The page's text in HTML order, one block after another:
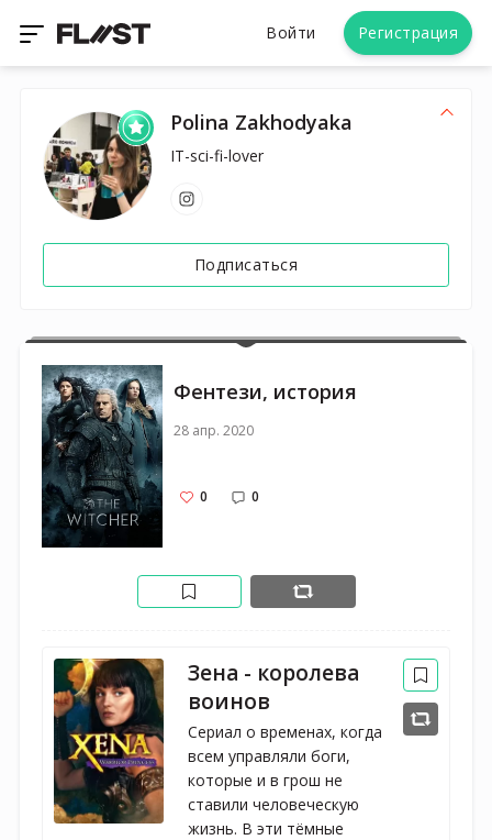
Войти Регистрация
Polina Zakhodyaka
IT-sci-fi-lover
Подписаться
Фентези, история
28 апр. 2020
0 0
Зена - королева
воинов
Сериал о временах, когда
всем управляли боги,
которые и в грош не
ставили человеческую
жизнь. В эти тёмные